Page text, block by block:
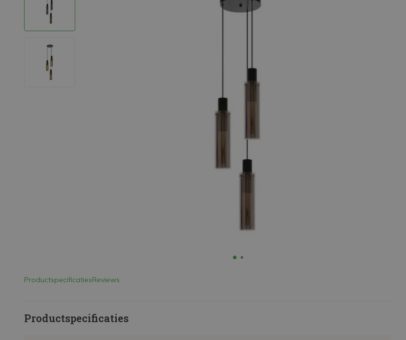
ProductspecificatiesReviews
Productspecificaties